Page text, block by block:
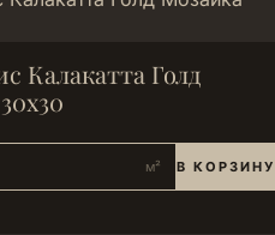
Калакатта Голд
м² В КОРЗИНУ